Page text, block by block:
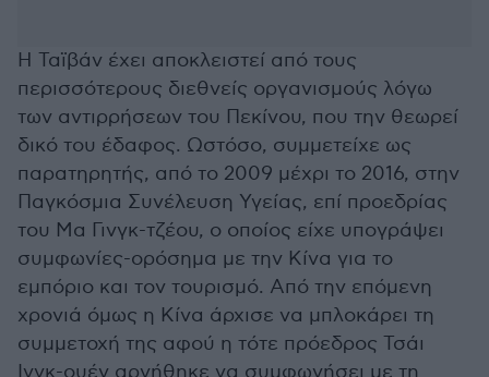
Η Ταϊβάν έχει αποκλειστεί από τους
περισσότερους διεθνείς οργανισμούς λόγω
των αντιρρήσεων του Πεκίνου, που την θεωρεί
δικό του έδαφος. Ωστόσο, συμμετείχε ως
παρατηρητής, από το 2009 μέχρι το 2016, στην
Παγκόσμια Συνέλευση Υγείας, επί προεδρίας
του Μα Γινγκ-τζέου, ο οποίος είχε υπογράψει
συμφωνίες-ορόσημα με την Κίνα για το
εμπόριο και τον τουρισμό. Από την επόμενη
χρονιά όμως η Κίνα άρχισε να μπλοκάρει τη
συμμετοχή της αφού η τότε πρόεδρος Τσάι
Ινγκ-ουέν αρνήθηκε να συμφωνήσει με τη